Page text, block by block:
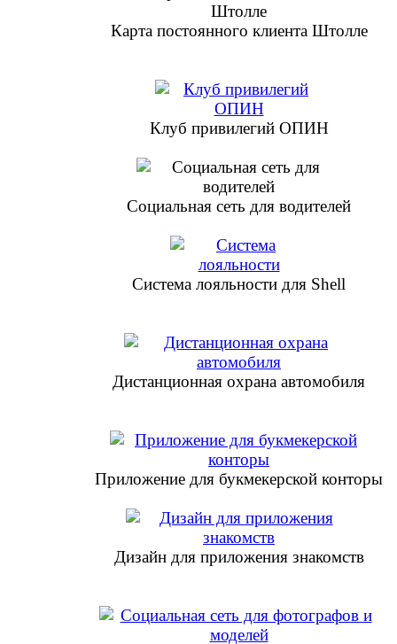
Карта постоянного клиента Штолле
Клуб привилегий ОПИН
Социальная сеть для водителей
Система лояльности для Shell
Дистанционная охрана автомобиля
Приложение для букмекерской конторы
Дизайн для приложения знакомств